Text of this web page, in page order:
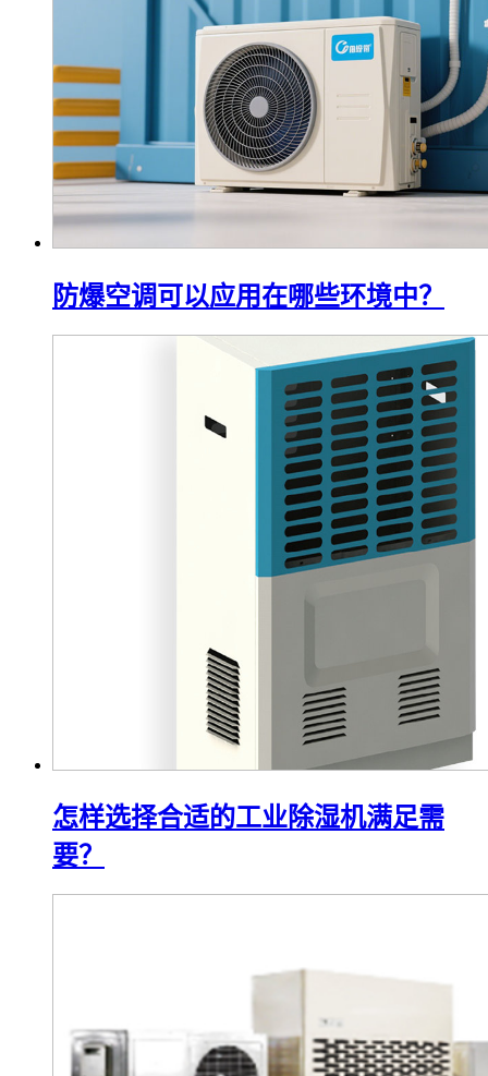
防爆空调可以应用在哪些环境中？
怎样选择合适的工业除湿机满足需
要？